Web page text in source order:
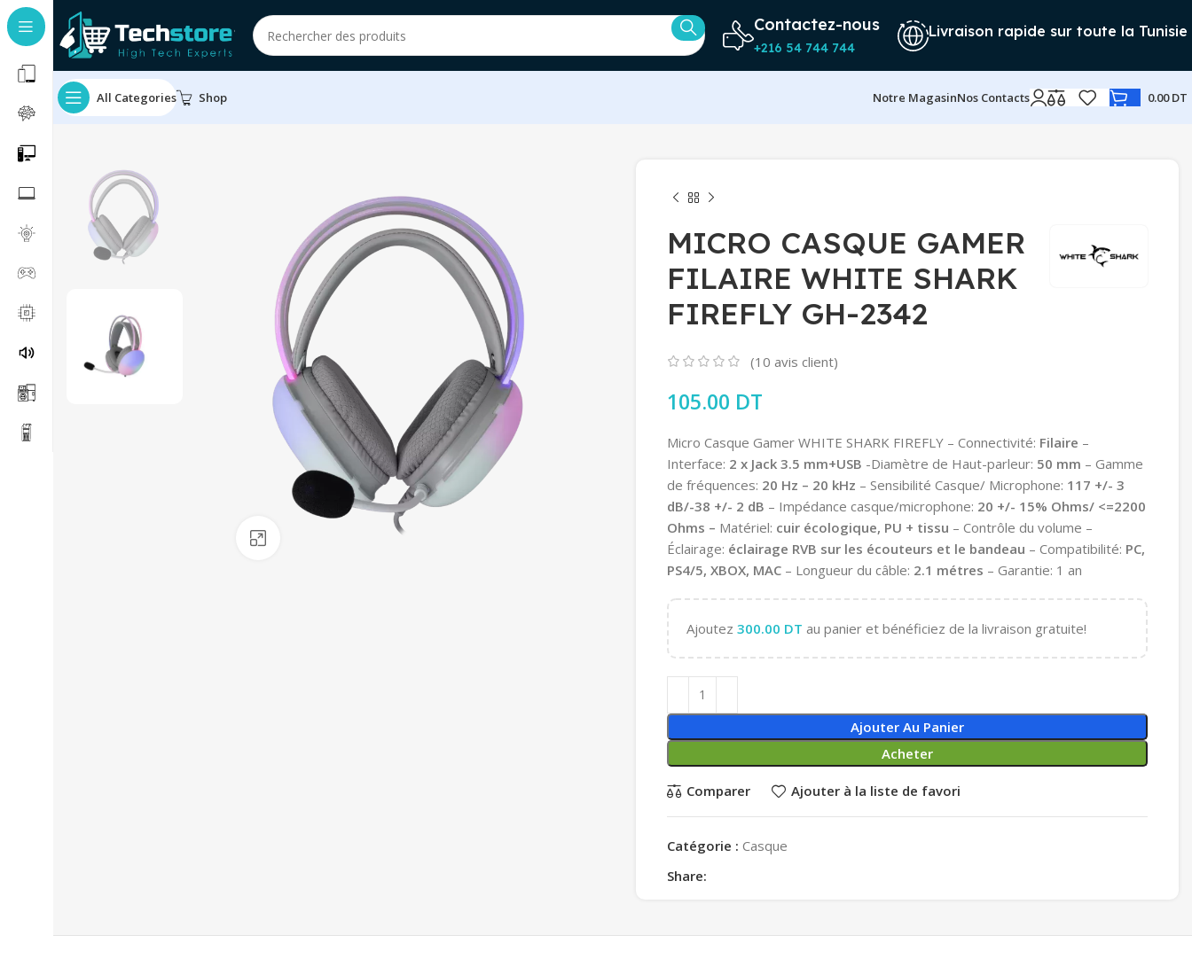
Contactez-nous
+216 54 744 744
Livraison rapide sur toute la Tunisie
All Categories Shop Notre MagasinNos Contacts 0.00DT
MICRO CASQUE GAMER
FILAIRE WHITE SHARK
FIREFLY GH-2342
(10 avis client)
105.00 DT
Micro Casque Gamer WHITE SHARK FIREFLY – Connectivité: Filaire –
Interface: 2 x Jack 3.5 mm+USB -Diamètre de Haut-parleur: 50 mm – Gamme
de fréquences: 20 Hz – 20 kHz – Sensibilité Casque/ Microphone: 117 +/- 3
dB/-38 +/- 2 dB – Impédance casque/microphone: 20 +/- 15% Ohms/ <=2200
Ohms – Matériel: cuir écologique, PU + tissu – Contrôle du volume –
Éclairage: éclairage RVB sur les écouteurs et le bandeau – Compatibilité: PC,
PS4/5, XBOX, MAC – Longueur du câble: 2.1 métres – Garantie: 1 an
Ajoutez 300.00 DT au panier et bénéficiez de la livraison gratuite!
Ajouter Au Panier
Acheter
Comparer Ajouter à la liste de favori
Catégorie : Casque
Share: